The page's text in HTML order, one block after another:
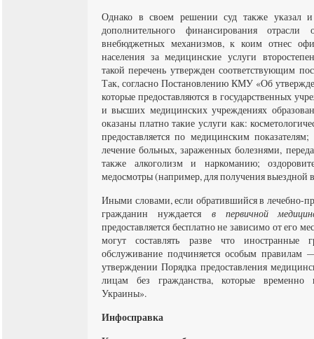
Однако в своем решении суд также указал
дополнительного финансирования
внебюджетных механизмов, к коим отнес
населения за медицинские услуги
такой перечень утвержден соответствующим
Так, согласно Постановлению КМУ «Об
которые предоставляются в государственных
и высших медицинских учреждениях
оказаны платно такие услуги как:
предоставляется по медицинским
лечение больных, зараженных болезнями,
также алкоголизм и наркоманию;
медосмотры (например, для получения выездной
Иными словами, если обратившийся в лечебно-
гражданин нуждаетсяв первичной
предоставляется бесплатно не зависимо от его
могут составлять разве что иностранные
обслуживание подчиняется особым
утверждении Порядка предоставления
лицам без гражданства, которые временно
Украины».
Инфосправка